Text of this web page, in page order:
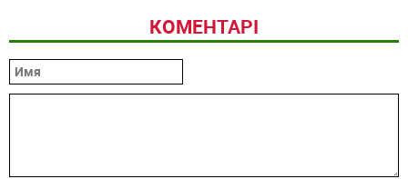
КОМЕНТАРІ